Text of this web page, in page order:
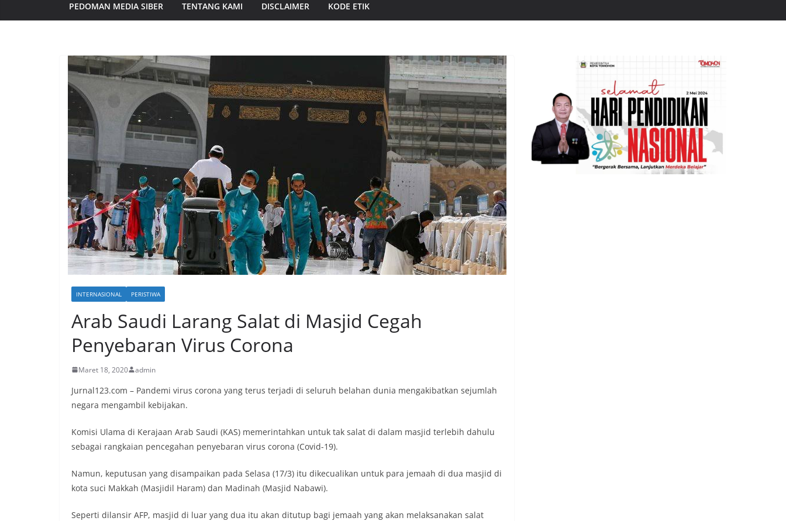
PEDOMAN MEDIA SIBER TENTANG KAMI DISCLAIMER KODE ETIK
INTERNASIONAL PERISTIWA
Arab Saudi Larang Salat di Masjid Cegah
Penyebaran Virus Corona
Maret 18, 2020 admin
Jurnal123.com – Pandemi virus corona yang terus terjadi di seluruh belahan dunia mengakibatkan sejumlah
negara mengambil kebijakan.
Komisi Ulama di Kerajaan Arab Saudi (KAS) memerintahkan untuk tak salat di dalam masjid terlebih dahulu
sebagai rangkaian pencegahan penyebaran virus corona (Covid-19).
Namun, keputusan yang disampaikan pada Selasa (17/3) itu dikecualikan untuk para jemaah di dua masjid di
kota suci Makkah (Masjidil Haram) dan Madinah (Masjid Nabawi).
Seperti dilansir AFP, masjid di luar yang dua itu akan ditutup bagi jemaah yang akan melaksanakan salat